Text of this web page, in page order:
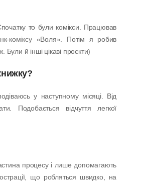
то були комікси. Працював
коміксу «Воля». Потім я робив
й інші цікаві проєкти)
у наступному місяці. Від
Подобається відчуття легкої
процесу і лише допомагають
що робляться швидко, на